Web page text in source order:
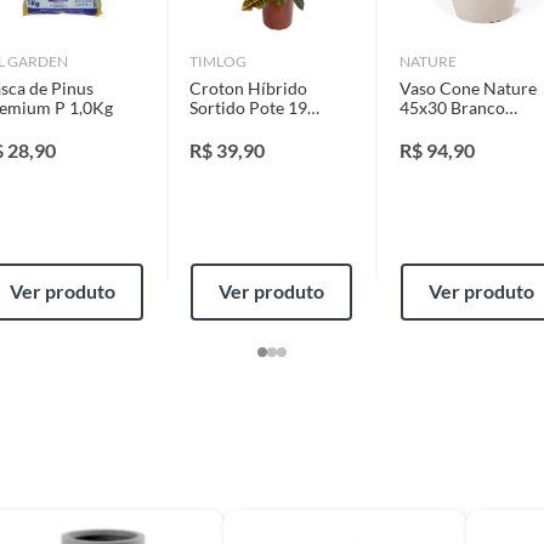
ou acaba com o primeiro uso ou em pouco tempo.
disponível em sua loja em até 30 (trinta) dias,
GARDEN
de Pinus
P 1,0Kg
28,90
Ver produto
TIMLOG
Croton Híbrido
Sortido Pote 19
R$ 39,90
Ver produto
NATURE
Vaso Cone Nature
45x30 Branco
R$ 94,90
Ver produto